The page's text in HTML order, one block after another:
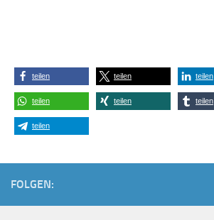
teilen teilen teilen
teilen teilen teilen
teilen
FOLGEN: